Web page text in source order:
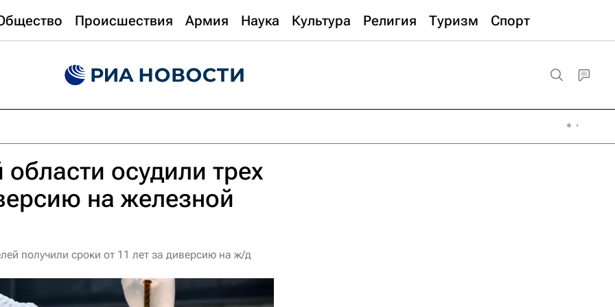
Происшествия Армия Наука Культура Религия Туризм Спорт
осудили трех
на железной
получили сроки от 11 лет за диверсию на ж/д